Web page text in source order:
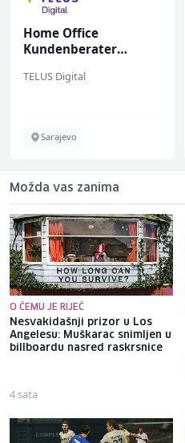
Home Office
Kundenberater
TELUS Digital
Sarajevo
Možda vas zanima
O ČEMU JE RIJEČ
Nesvakidašnji prizor u Los
Angelesu: Muškarac snimljen u
billboardu nasred raskrsnice
4 sata